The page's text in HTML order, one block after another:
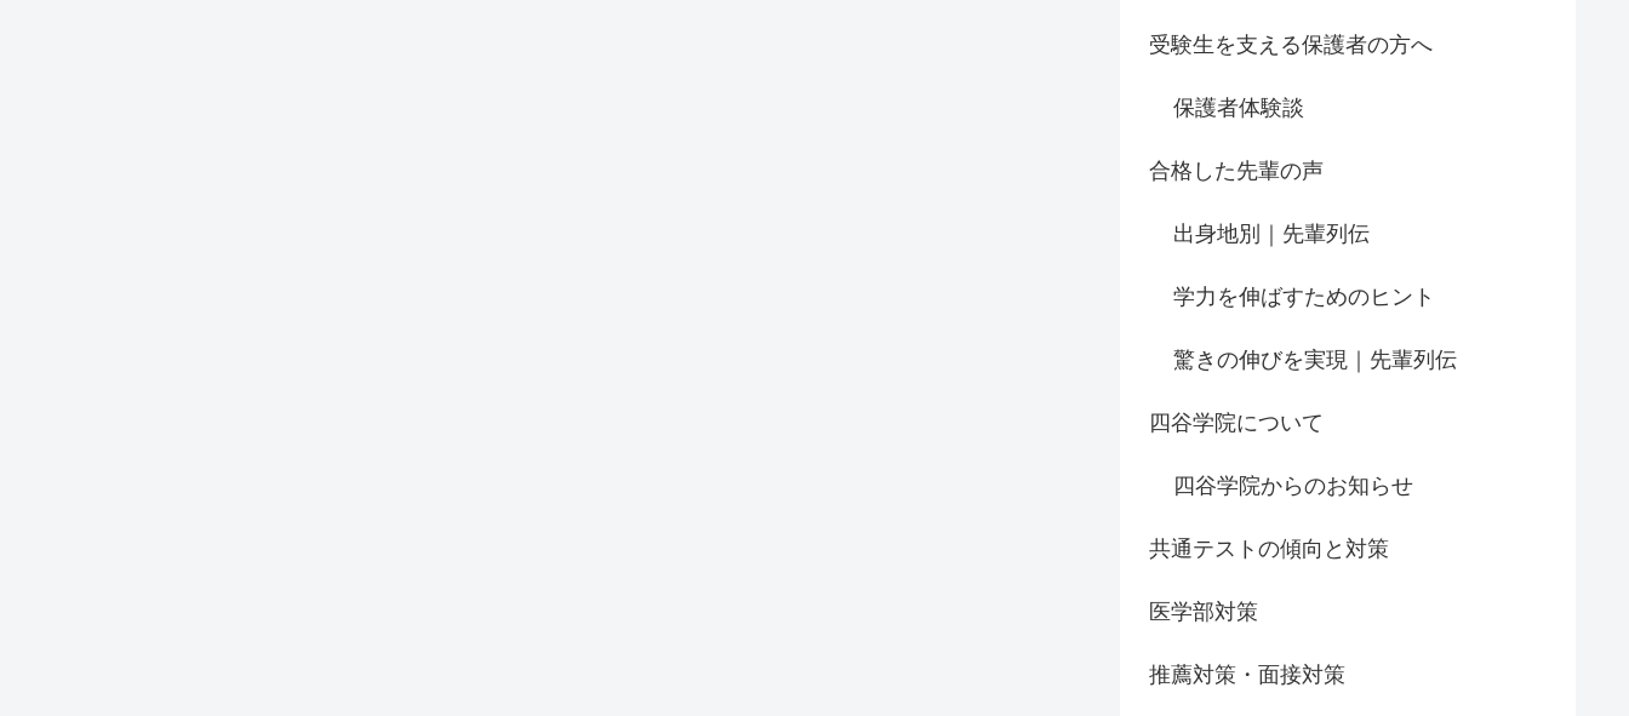
受験生を支える保護者の方へ
保護者体験談
合格した先輩の声
出身地別｜先輩列伝
学力を伸ばすためのヒント
驚きの伸びを実現｜先輩列伝
四谷学院について
四谷学院からのお知らせ
共通テストの傾向と対策
医学部対策
推薦対策・面接対策